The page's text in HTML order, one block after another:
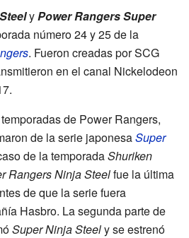
yPower Rangers Super
número 24 y 25 de la
. Fueron creadas por SCG
en el canal Nickelodeon
de Power Rangers,
de la serie japonesaSuper
de la temporadaShuriken
Rangers Ninja Steelfue la última
de que la serie fuera
Hasbro. La segunda parte de
Super Ninja Steely se estrenó